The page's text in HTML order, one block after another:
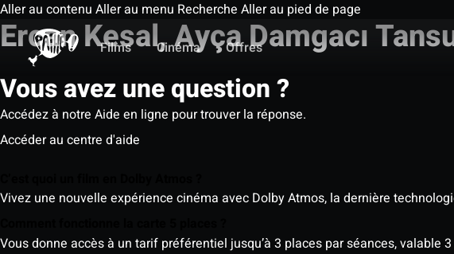
Aller au contenu Aller au menu Recherche Aller au pied de page
Films
Cinéma Offres
Ercan Kesal, Ayça Damgacı
Vous avez une question ?
Accédez à notre Aide en ligne pour trouver la réponse.
Accéder au centre d'aide
Vivez une nouvelle expérience cinéma avec Dolby Atmos, la dernière
Vous donne accès à un tarif préférentiel jusqu’à 3 places par séances,